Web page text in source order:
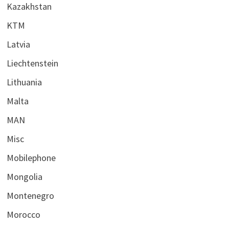
Kazakhstan
KTM
Latvia
Liechtenstein
Lithuania
Malta
MAN
Misc
Mobilephone
Mongolia
Montenegro
Morocco